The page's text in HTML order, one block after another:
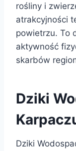
rośliny i
atrakcyjności
powietrzu. To
aktywność
skarbów
Dziki
Dziki